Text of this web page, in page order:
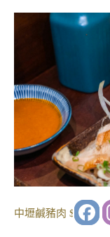
中壢鹹豬肉 $150